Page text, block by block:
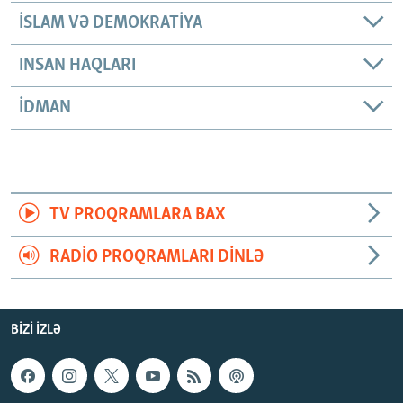
İSLAM VƏ DEMOKRATIYA
INSAN HAQLARI
İDMAN
TV PROQRAMLARA BAX
RADIO PROQRAMLARI DINLƏ
BIZI IZLƏ